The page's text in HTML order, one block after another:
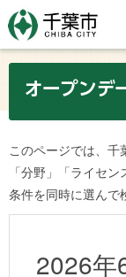
オープンデ
このページでは、千
「分野」「ライセ
条件を同時に選んで
2026年